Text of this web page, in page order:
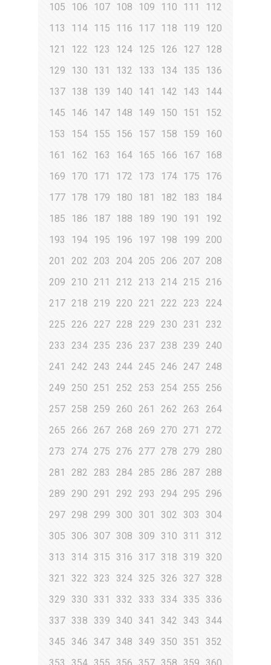
105
106 107 108 109 110 111
112
113
114 115 116 117 118 119
120
121
122 123 124 125 126 127 128
129
130 131 132 133 134 135
136
137 138 139 140 141 142 143
144
145
146 147 148 149 150 151
152
153
154 155 156 157 158 159
160
161
162 163 164 165 166 167 168
169
170 171 172 173 174 175
176
177 178 179 180 181 182 183
184
185
186 187 188 189 190 191
192
193
194 195 196 197 198 199
200
201
202 203 204 205 206 207 208
209
210 211 212 213 214 215
216
217 218 219 220 221 222 223
224
225
226 227 228 229 230 231
232
233
234 235 236 237 238 239
240
241
242 243 244 245 246 247 248
249
250 251 252 253 254 255
256
257 258 259 260 261 262 263
264
265
266 267 268 269 270 271
272
273
274 275 276 277 278 279
280
281
282 283 284 285 286 287 288
289
290 291 292 293 294 295
296
297 298 299 300 301 302 303
304
305
306 307 308 309 310 311
312
313
314 315 316 317 318 319
320
321
322 323 324 325 326 327 328
329
330 331 332 333 334 335
336
337 338 339 340 341 342 343
344
345
346 347 348 349 350 351
352